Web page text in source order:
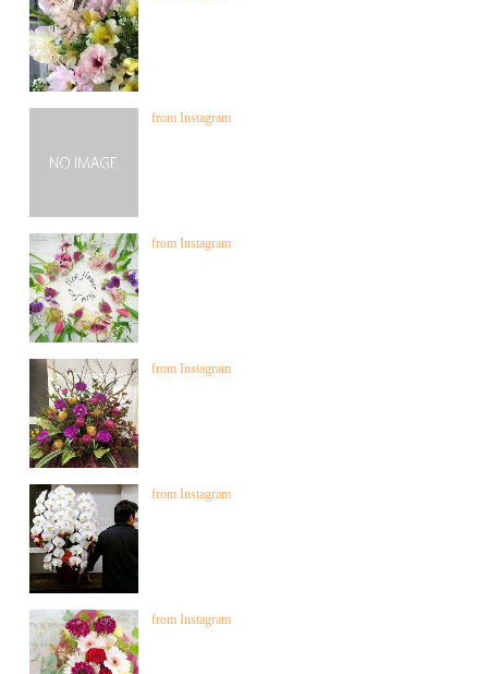
from Instagram
from Instagram
from Instagram
from Instagram
from Instagram